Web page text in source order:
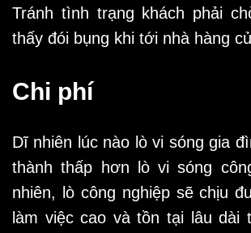
Tránh tình trạng khách phải
thấy đói bụng khi tới nhà hàng
Chi phí
Dĩ nhiên lúc nào lò vi sóng gia
thành thấp hơn lò vi sóng
nhiên, lò công nghiệp sẽ chịu
làm việc cao và tồn tại lâu dài